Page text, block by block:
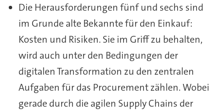
Die Herausforderungen fünf und sechs sind
im Grunde alte Bekannte für den Einkauf:
Kosten und Risiken. Sie im Griff zu behalten,
wird auch unter den Bedingungen der
digitalen Transformation zu den zentralen
Aufgaben für das Procurement zählen. Wobei
gerade durch die agilen Supply Chains der